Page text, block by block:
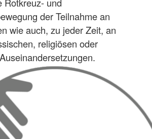
Rotkreuz- und
der Teilnahme an
wie auch, zu jeder Zeit, an
religiösen oder